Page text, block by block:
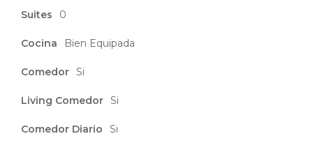
Suites 0
Cocina Bien Equipada
Comedor Si
Living Comedor Si
Comedor Diario Si